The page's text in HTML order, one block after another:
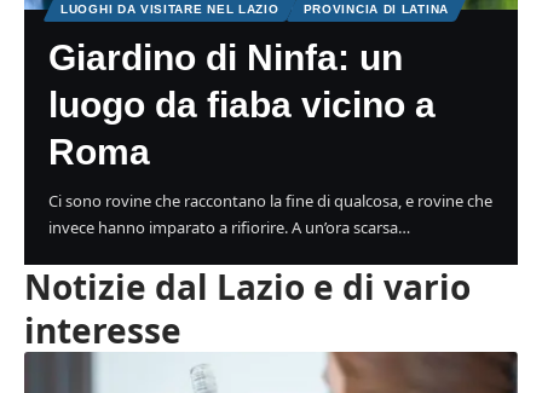
LUOGHI DA VISITARE NEL LAZIO PROVINCIA DI LATINA
Giardino di Ninfa: un
luogo da fiaba vicino a
Roma
Ci sono rovine che raccontano la fine di qualcosa, e rovine che
invece hanno imparato a rifiorire. A un’ora scarsa…
Notizie dal Lazio e di vario
interesse